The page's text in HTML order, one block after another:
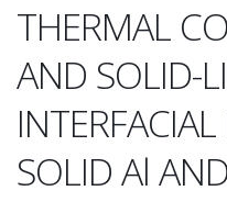
THERMAL
AND SOLID-
SOLID Al